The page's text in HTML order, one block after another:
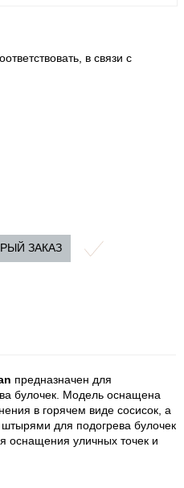
в связи с
ЗАКАЗ
предназначен для
булочек. Модель оснащена
в горячем виде сосисок, а
для подогрева булочек
оснащения уличных точек и